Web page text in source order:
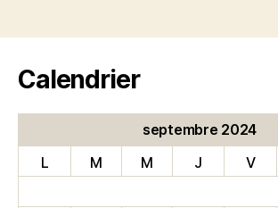
Calendrier
septembre 2024
L
M M J V